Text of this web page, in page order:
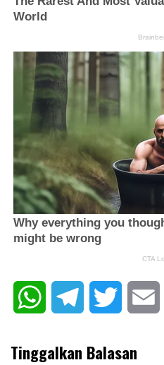
WhatsAppTelegram Twitter
Tinggalkan Balasan